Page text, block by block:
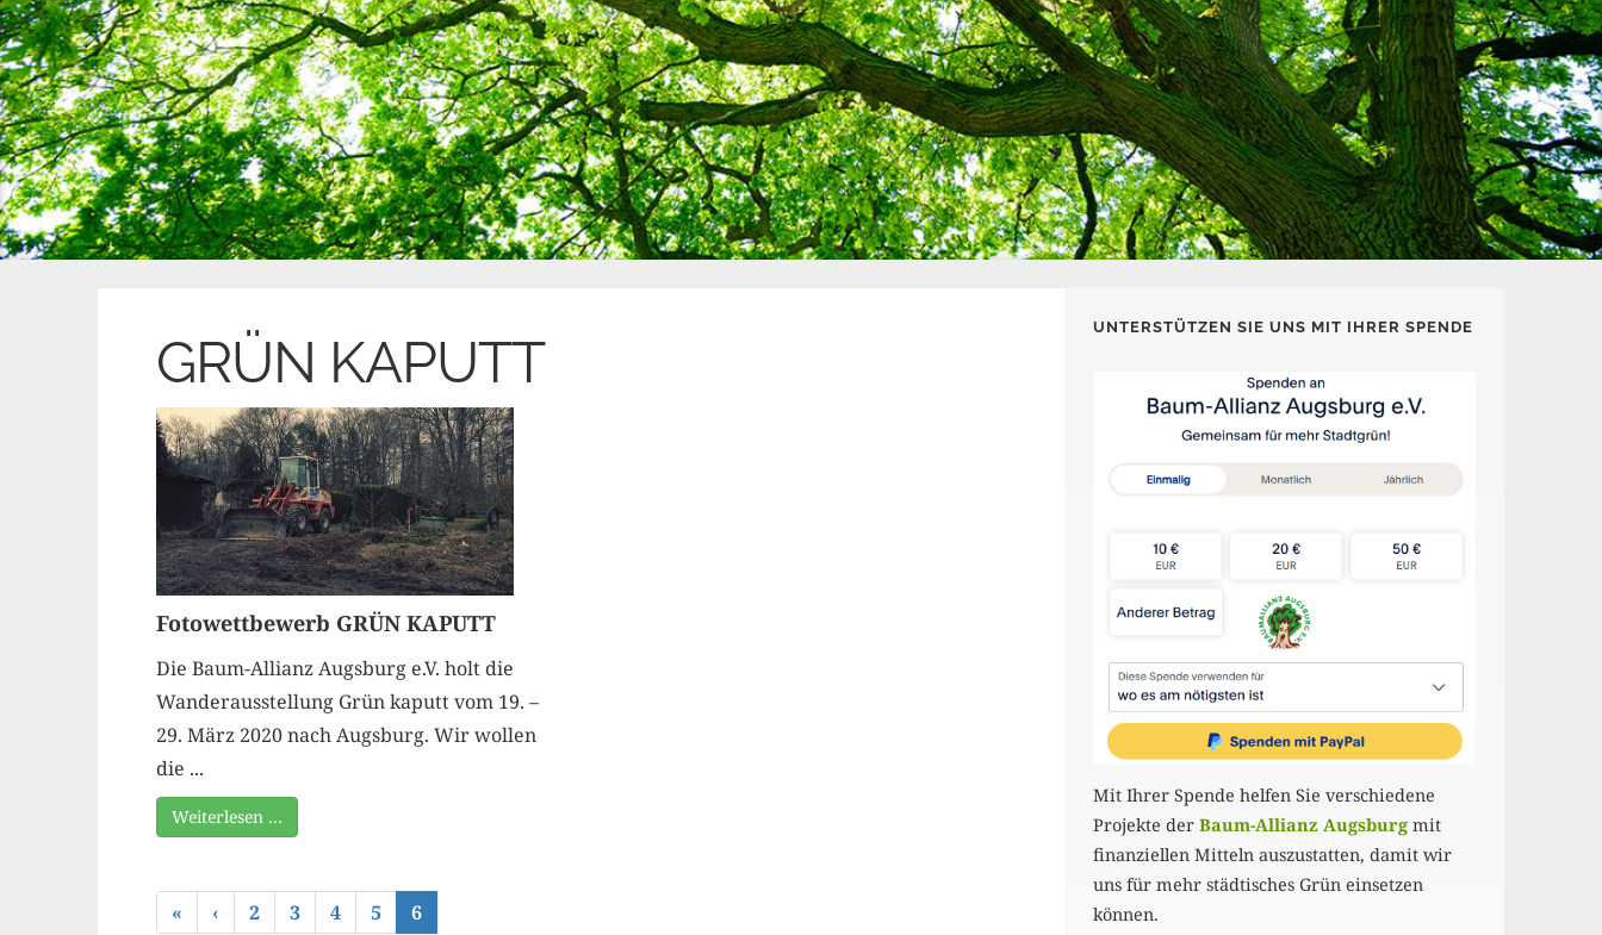
GRÜN KAPUTT
Fotowettbewerb GRÜN KAPUTT
Die Baum-Allianz Augsburg e.V. holt die
Wanderausstellung Grün kaputt vom 19. –
29. März 2020 nach Augsburg. Wir wollen
die ...
Weiterlesen …
« ‹ 2 3 4 5 6
UNTERSTÜTZEN SIE UNS MIT IHRER SPENDE
Mit Ihrer Spende helfen Sie verschiedene
Projekte derBaum-Allianz Augsburg mit
finanziellen Mitteln auszustatten, damit wir
uns für mehr städtisches Grün einsetzen
können.